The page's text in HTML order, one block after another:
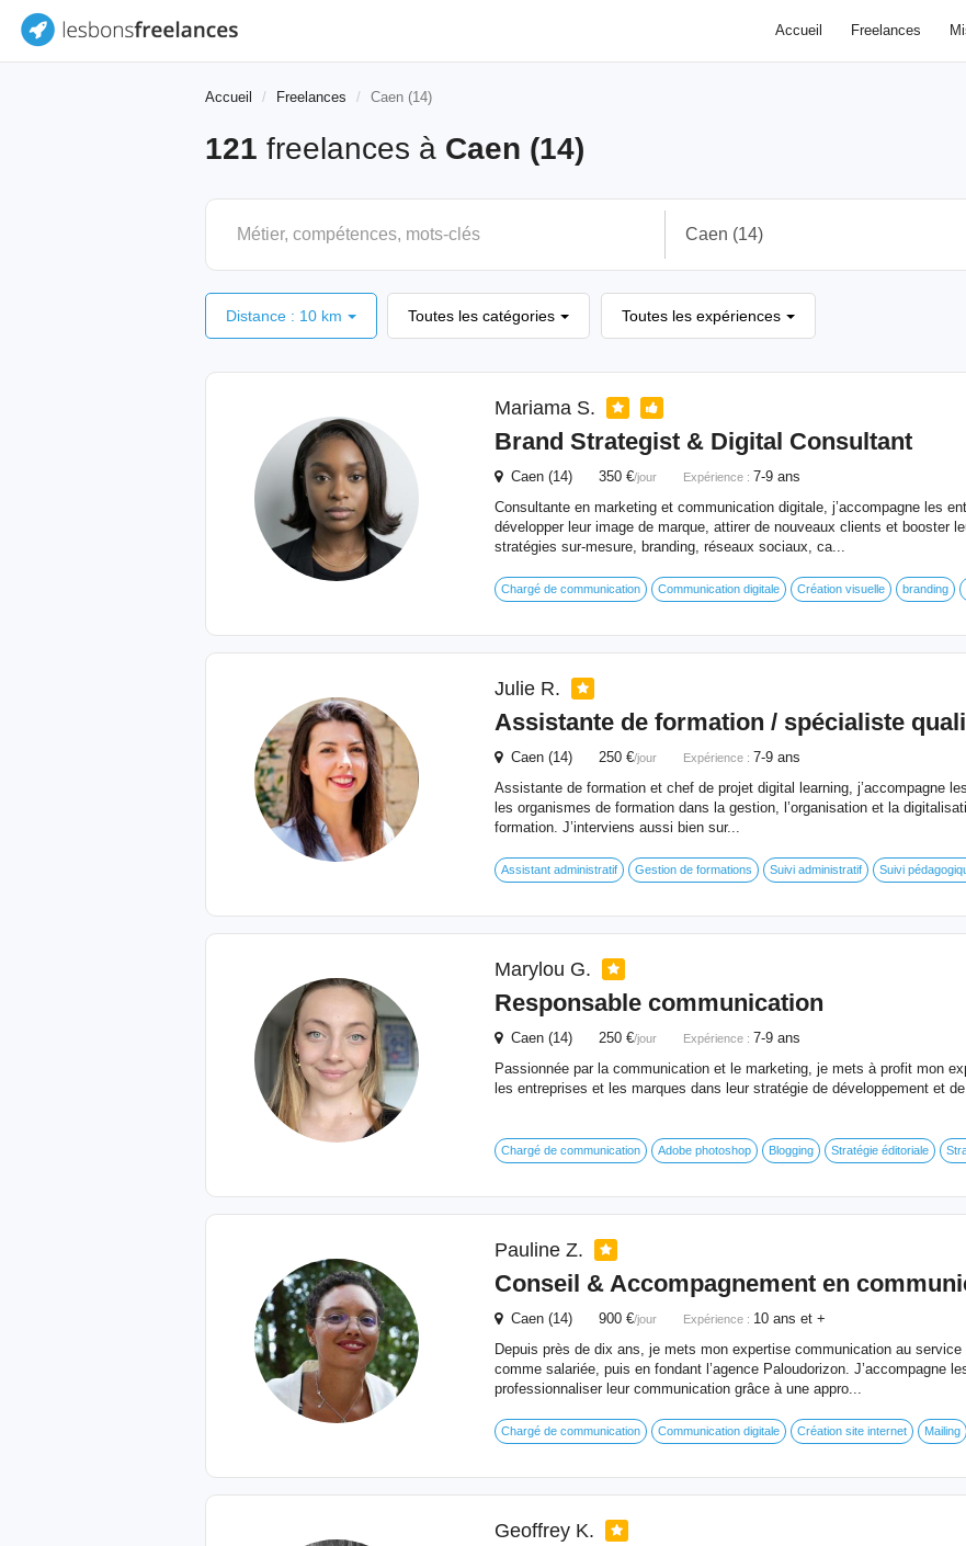
Accueil Freelances
Accueil Freelances Caen (14)
121 freelances à Caen (14)
Distance : 10 km Toutes les catégories Toutes les expériences
Mariama S.
Brand Strategist & Digital Consultant
Caen (14) 350 €/jour Expérience : 7-9 ans
Consultante en marketing et communication digitale, j’accompagne les
développer leur image de marque, attirer de nouveaux clients et booster
stratégies sur-mesure, branding, réseaux sociaux, ca...
Chargé de communication Communication digitale Création visuelle branding
Julie R.
Assistante de formation / spécialiste
Caen (14) 250 €/jour Expérience : 7-9 ans
Assistante de formation et chef de projet digital learning, j’accompagne
les organismes de formation dans la gestion, l’organisation et la
formation. J’interviens aussi bien sur...
Assistant administratif Gestion de formations Suivi administratif Suivi
Marylou G.
Responsable communication
Caen (14) 250 €/jour Expérience : 7-9 ans
Passionnée par la communication et le marketing, je mets à profit mon
les entreprises et les marques dans leur stratégie de développement et
Chargé de communication Adobe photoshop Blogging Stratégie éditoriale
Pauline Z.
Conseil & Accompagnement en
Caen (14) 900 €/jour Expérience : 10 ans et +
Depuis près de dix ans, je mets mon expertise communication au service
comme salariée, puis en fondant l’agence Paloudorizon. J’accompagne
professionnaliser leur communication grâce à une appro...
Chargé de communication Communication digitale Création site internet Mailing
Geoffrey K.